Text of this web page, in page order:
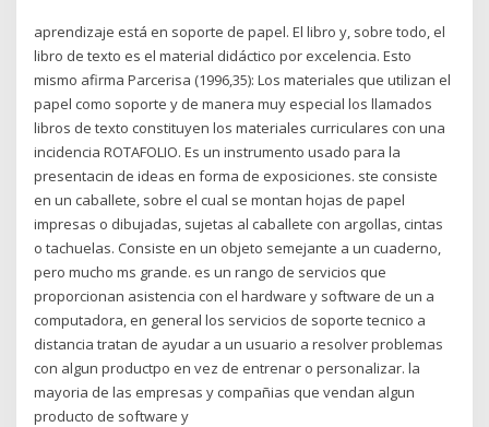
aprendizaje está en soporte de papel. El libro y, sobre todo, el
libro de texto es el material didáctico por excelencia. Esto
mismo afirma Parcerisa (1996,35): Los materiales que utilizan el
papel como soporte y de manera muy especial los llamados
libros de texto constituyen los materiales curriculares con una
incidencia ROTAFOLIO. Es un instrumento usado para la
presentacin de ideas en forma de exposiciones. ste consiste
en un caballete, sobre el cual se montan hojas de papel
impresas o dibujadas, sujetas al caballete con argollas, cintas
o tachuelas. Consiste en un objeto semejante a un cuaderno,
pero mucho ms grande. es un rango de servicios que
proporcionan asistencia con el hardware y software de un a
computadora, en general los servicios de soporte tecnico a
distancia tratan de ayudar a un usuario a resolver problemas
con algun productpo en vez de entrenar o personalizar. la
mayoria de las empresas y compañias que vendan algun
producto de software y